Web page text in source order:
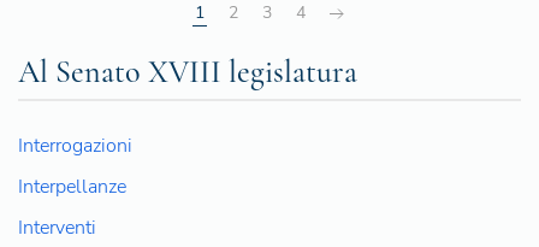
1 2 3 4
Al Senato XVIII legislatura
Interrogazioni
Interpellanze
Interventi